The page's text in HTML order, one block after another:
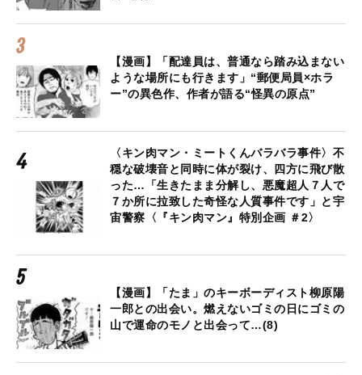
【漫画】「配達員は、普通なら踏み込まない
ような場所にも行きます」“郵便局員×ホラ
ー”の異色作、作者が語る“怪異の原点”
〈キン肉マン・ミートくんバラバラ事件〉不
穏な破壊音と同時に体が裂け、四方に飛び散
った…「生きたまま分解し、悪魔超人７人で
７か所に拉致した奇怪な人質事件です」と宇
宙警察〈『キン肉マン』特別企画 ＃2〉
【漫画】「たま」のキーボーディスト柳原陽
一郎との出会い。燃えないゴミの日にゴミの
山で運命のモノと出会って…(8)